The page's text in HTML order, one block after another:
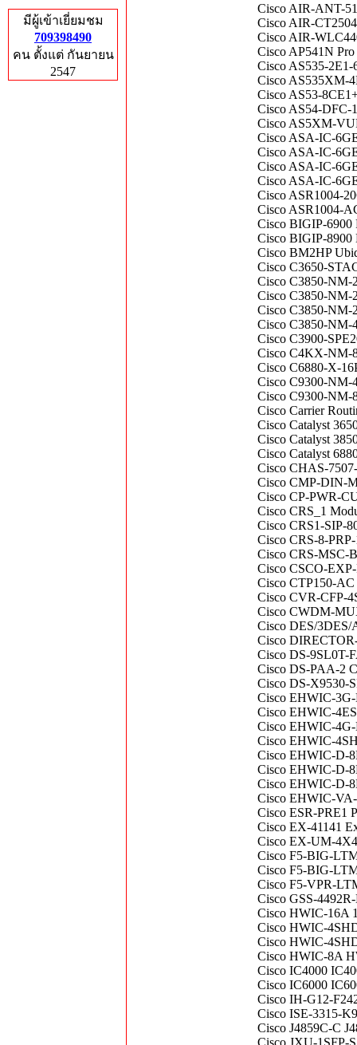
มีผู้เข้าเยี่ยมชม
709398490
คน ตั้งแต่ กันยายน
2547
Cisco AIR-ANT-
Cisco AIR-
Cisco AIR-
Cisco AP541N Pro
Cisco AS535-2E1-
Cisco AS535XM-
Cisco AS53-
Cisco AS54-DFC-
Cisco AS5XM-
Cisco ASA-IC-
Cisco ASA-IC-
Cisco ASA-IC-
Cisco ASA-IC-
Cisco ASR1004-
Cisco ASR1004-
Cisco BIGIP-6900
Cisco BIGIP-8900
Cisco BM2HP
Cisco C3650-
Cisco C3850-NM-
Cisco C3850-NM-
Cisco C3850-NM-
Cisco C3850-NM-
Cisco C3900-
Cisco C4KX-NM-
Cisco C6880-X-
Cisco C9300-NM-
Cisco C9300-
Cisco Carrier
Cisco Catalyst
Cisco Catalyst
Cisco Catalyst
Cisco CHAS-
Cisco CMP-DIN-
Cisco CP-PWR-
Cisco CRS_1
Cisco CRS1-SIP-
Cisco CRS-8-
Cisco CRS-MSC-
Cisco CSCO-
Cisco CTP150-AC
Cisco CVR-CFP-
Cisco CWDM-
Cisco DES/
Cisco
Cisco DS-9SL0T-
Cisco DS-PAA-2
Cisco DS-X9530-
Cisco EHWIC-
Cisco EHWIC-
Cisco EHWIC-
Cisco EHWIC-
Cisco EHWIC-D-
Cisco EHWIC-D-
Cisco EHWIC-D-
Cisco EHWIC-
Cisco ESR-PRE1
Cisco EX-41141
Cisco EX-UM-
Cisco F5-BIG-
Cisco F5-BIG-
Cisco F5-VPR-
Cisco GSS-
Cisco HWIC-16A
Cisco HWIC-
Cisco HWIC-
Cisco HWIC-8A
Cisco IC4000
Cisco IC6000
Cisco IH-G12-
Cisco ISE-3315-
Cisco J4859C-C
Cisco JXU-1SFP-